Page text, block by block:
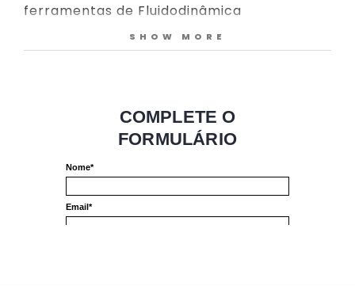
ferramentas de Fluidodinâmica
Computacional (CFD) têm se notabilizado
pelo fato de auxiliarem os profissionais de
nos mais diversos sistemas, processos e
equipamentos.
CONTEÚDO:
Introdução à Dinâmica dos Fluidos
SHOW MORE